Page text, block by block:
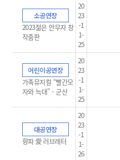
소공연장
2023젊은 안무자 창
작춤판
20
23
-1
1-
25
어린이공연장
가족뮤지컬 “빨간모
자와 늑대” - 군산
20
23
-1
1-
25
대공연장
향파 愛 러브레터
20
23
-1
1-
26